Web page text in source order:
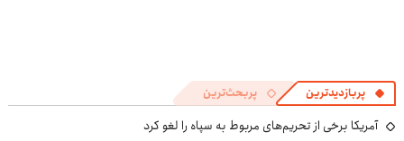
پربازدیدترین پربحث‌ترین
آمریکا برخی از تحریم‌های مربوط به سپاه را لغو کرد